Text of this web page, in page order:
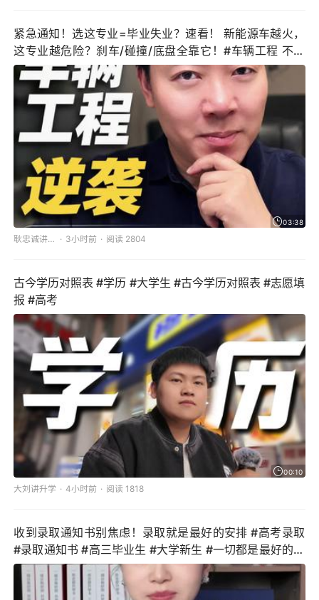
紧急通知！选这专业=毕业失业？速看！ 新能源车越火，
这专业越危险？刹车/碰撞/底盘全靠它！#车辆工程 不是
修车！揭秘未来最吃香的"汽车建筑师"，选错专业=耽误一
生！
03:38
耿忠诚讲升学 3小时前 阅读 2804
古今学历对照表 #学历 #大学生 #古今学历对照表 #志愿填
报 #高考
00:10
大刘讲升学 4小时前 阅读 1818
收到录取通知书别焦虑！录取就是最好的安排 #高考录取
#录取通知书 #高三毕业生 #大学新生 #一切都是最好的安
排